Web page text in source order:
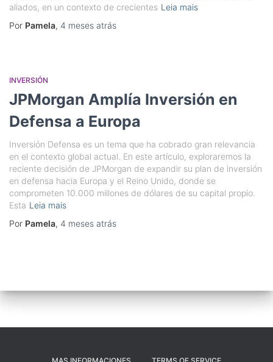
aliados, en un contexto de crecientes Leia mais
Por Pamela, 4 meses atrás
INVERSIÓN
JPMorgan Amplía Inversión en
Defensa a Europa
Inversión Defensa es un tema que ha cobrado gran relevancia
en el contexto global actual. En este artículo, exploraremos la
reciente decisión de JPMorgan de expandir su plan de inversión
en defensa hacia Europa y el Reino Unido, donde se
comprometen 10.000 millones de dólares de su capital propio.
Esta Leia mais
Por Pamela, 4 meses atrás